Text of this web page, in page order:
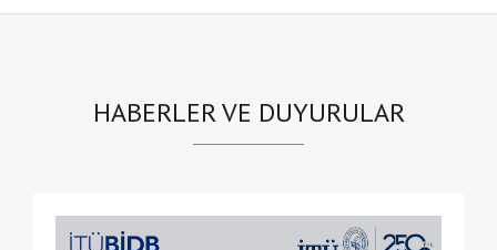
HABERLER VE DUYURULAR